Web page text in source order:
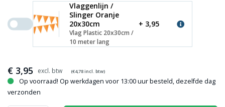
Vlaggenlijn /
Slinger Oranje
20x30cm
Vlag Plastic 20x30cm /
10 meter lang
+ 3,95
€ 3,95 (€4,78incl. btw)
Op voorraad! Op werkdagen voor 13:00 uur besteld, dezelfde dag
verzonden